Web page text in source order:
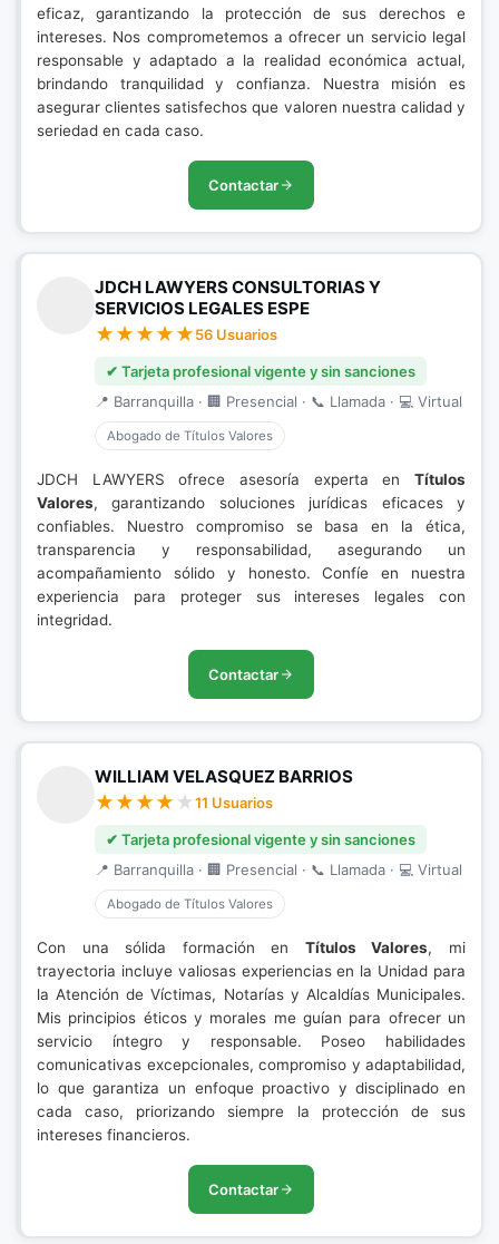
eficaz, garantizando la protección de sus derechos e
intereses. Nos comprometemos a ofrecer un servicio legal
responsable y adaptado a la realidad económica actual,
brindando tranquilidad y confianza. Nuestra misión es
asegurar clientes satisfechos que valoren nuestra calidad y
seriedad en cada caso.
Contactar
JDCH LAWYERS CONSULTORIAS Y
SERVICIOS LEGALES ESPE
56 Usuarios
✔ Tarjeta profesional vigente y sin sanciones
📍 Barranquilla · 🏢 Presencial · 📞 Llamada · 💻 Virtual
Abogado de Títulos Valores
JDCH LAWYERS ofrece asesoría experta en Títulos
Valores, garantizando soluciones jurídicas eficaces y
confiables. Nuestro compromiso se basa en la ética,
transparencia y responsabilidad, asegurando un
acompañamiento sólido y honesto. Confíe en nuestra
experiencia para proteger sus intereses legales con
integridad.
Contactar
WILLIAM VELASQUEZ BARRIOS
11 Usuarios
✔ Tarjeta profesional vigente y sin sanciones
📍 Barranquilla · 🏢 Presencial · 📞 Llamada · 💻 Virtual
Abogado de Títulos Valores
Con una sólida formación en Títulos Valores, mi
trayectoria incluye valiosas experiencias en la Unidad para
la Atención de Víctimas, Notarías y Alcaldías Municipales.
Mis principios éticos y morales me guían para ofrecer un
servicio íntegro y responsable. Poseo habilidades
comunicativas excepcionales, compromiso y adaptabilidad,
lo que garantiza un enfoque proactivo y disciplinado en
cada caso, priorizando siempre la protección de sus
intereses financieros.
Contactar